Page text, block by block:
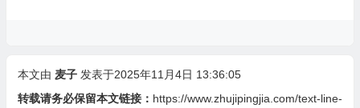
本文由 麦子 发表于2025年11月4日 13:36:05
转载请务必保留本文链接： https://www.zhujipingjia.com/text-line-